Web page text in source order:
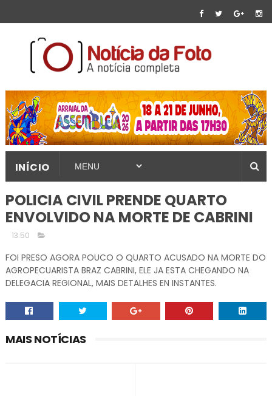
INÍCIO
POLICIA CIVIL PRENDE QUARTO
ENVOLVIDO NA MORTE DE CABRINI
13:50
FOI PRESO AGORA POUCO O QUARTO ACUSADO NA MORTE DO
AGROPECUARISTA BRAZ CABRINI, ELE JA ESTA CHEGANDO NA
DELEGACIA REGIONAL, MAIS DETALHES EN INSTANTES.
MAIS NOTÍCIAS